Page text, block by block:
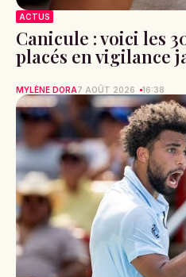
ACTUS
Canicule : voici les
placés en vigilance
MYLÈNE DORA7 AOÛT 2026 16:38